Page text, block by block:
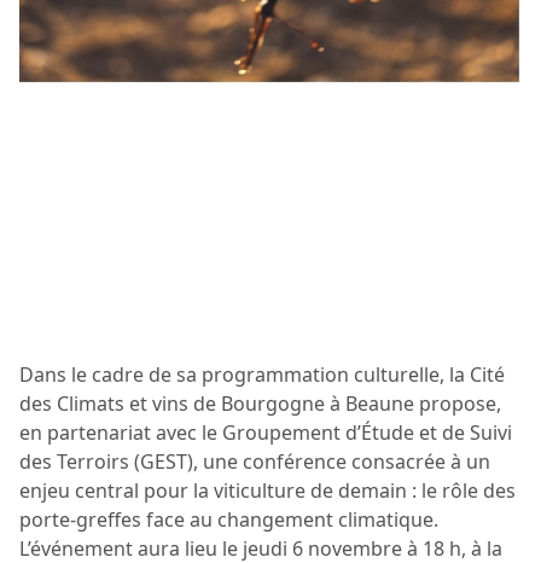
Dans le cadre de sa programmation culturelle, la Cité
des Climats et vins de Bourgogne à Beaune propose,
en partenariat avec le Groupement d’Étude et de Suivi
des Terroirs (GEST), une conférence consacrée à un
enjeu central pour la viticulture de demain : le rôle des
porte-greffes face au changement climatique.
L’événement aura lieu le jeudi 6 novembre à 18 h, à la